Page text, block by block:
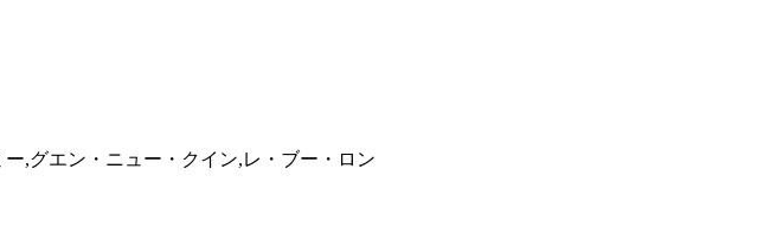
,グエン・ニュー・クイン,レ・ブー・ロン